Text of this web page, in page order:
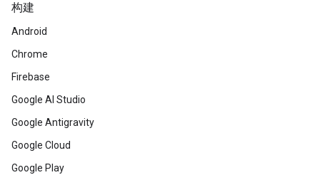
构建
Android
Chrome
Firebase
Google AI Studio
Google Antigravity
Google Cloud
Google Play